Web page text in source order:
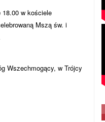
w kościele
Mszą św. i
Wszechmogący, w Trójcy